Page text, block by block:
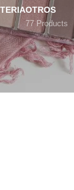
OTROS
77 Products